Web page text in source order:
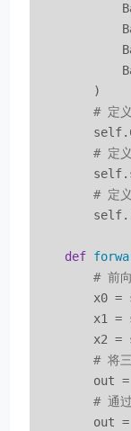
        )
# 定
# 定
# 定
def
# 前
x0 =
x1 =
x2 =
# 将
out
# 通
out